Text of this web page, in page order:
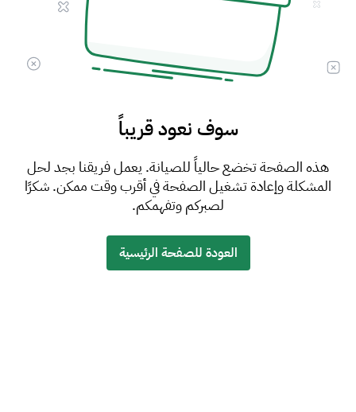
سوف نعود قريباً
هذه الصفحة تخضع حالياً للصيانة. يعمل فريقنا بجد لحل
المشكلة وإعادة تشغيل الصفحة في أقرب وقت ممكن. شكرًا
لصبركم وتفهمكم.
العودة للصفحة الرئيسية